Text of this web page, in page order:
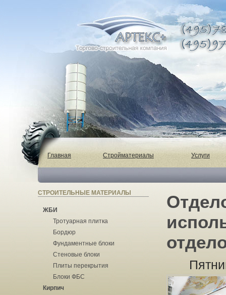
Главная Стройматериалы Услуги
СТРОИТЕЛЬНЫЕ МАТЕРИАЛЫ
ЖБИ
Тротуарная плитка
Бордюр
Фундаментные блоки
Стеновые блоки
Плиты перекрытия
Блоки ФБС
Кирпич